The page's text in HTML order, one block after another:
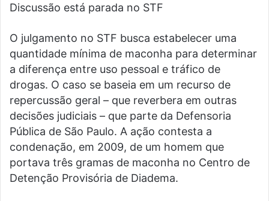
Discussão está parada no STF
O julgamento no STF busca estabelecer uma
quantidade mínima de maconha para determinar
a diferença entre uso pessoal e tráfico de
drogas. O caso se baseia em um recurso de
repercussão geral – que reverbera em outras
decisões judiciais – que parte da Defensoria
Pública de São Paulo. A ação contesta a
condenação, em 2009, de um homem que
portava três gramas de maconha no Centro de
Detenção Provisória de Diadema.